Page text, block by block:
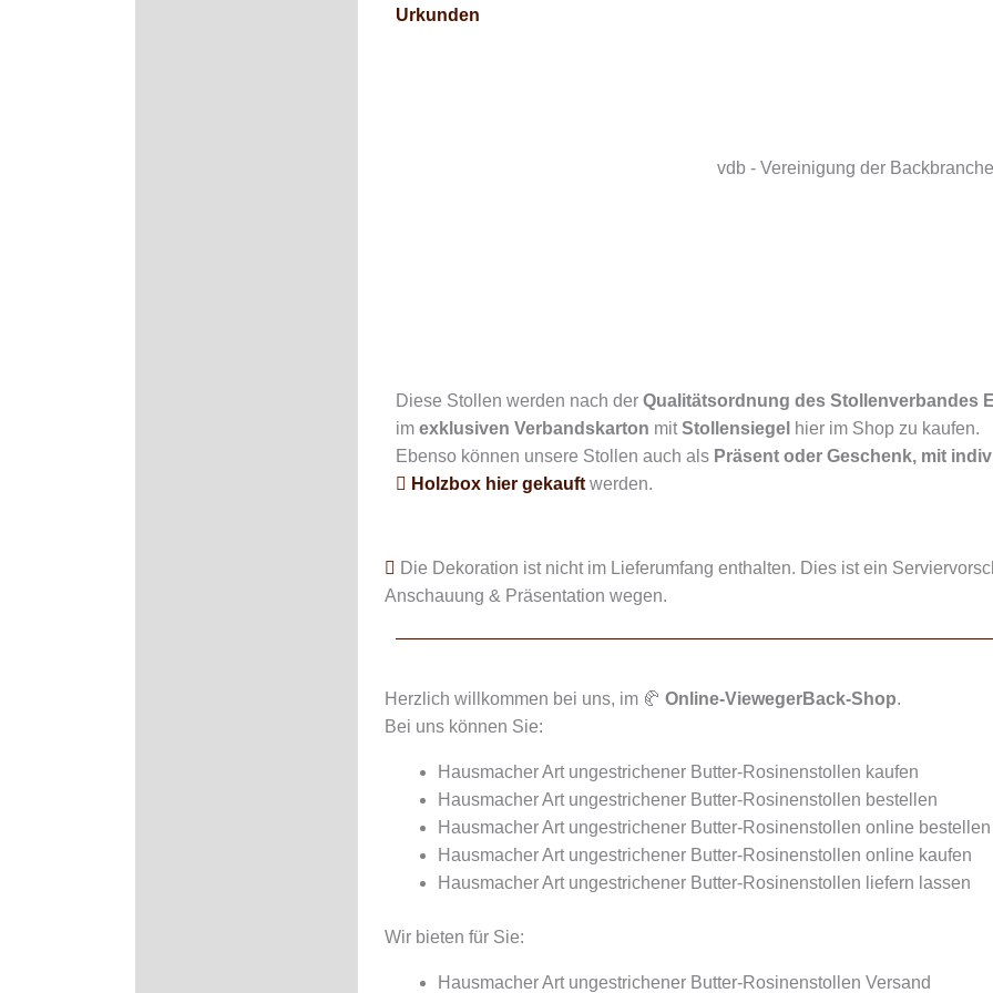
Urkunden
vdb - Vereinigung der
Diese Stollen werden nach der Qualitätsordnung des Stollenverbandes
im exklusiven Verbandskarton mitStollensiegel hier im Shop zu kaufen.
Ebenso können unsere Stollen auch als Präsent oder Geschenk, mit
Holzbox hier gekauft werden.
Die Dekoration ist nicht im Lieferumfang enthalten. Dies ist ein
Anschauung & Präsentation wegen.
Herzlich willkommen bei uns, im 🥐 Online-ViewegerBack-Shop.
Bei uns können Sie:
Hausmacher Art ungestrichener Butter-Rosinenstollen kaufen
Hausmacher Art ungestrichener Butter-Rosinenstollen bestellen
Hausmacher Art ungestrichener Butter-Rosinenstollen online bestellen
Hausmacher Art ungestrichener Butter-Rosinenstollen online kaufen
Hausmacher Art ungestrichener Butter-Rosinenstollen liefern lassen
Wir bieten für Sie:
Hausmacher Art ungestrichener Butter-Rosinenstollen Versand